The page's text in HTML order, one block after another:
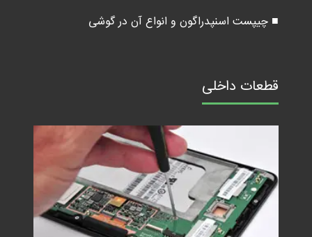
■ چیپست اسنپدراگون و انواع آن در گوشی
قطعات داخلی